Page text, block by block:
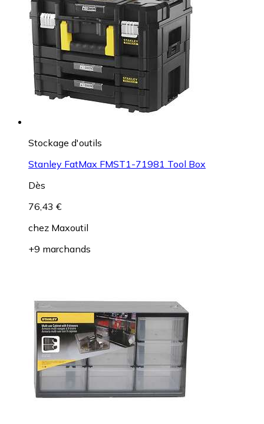
Stockage d'outils
Stanley FatMax FMST1-71981 Tool Box
Dès
76,43 €
chez Maxoutil
+9 marchands